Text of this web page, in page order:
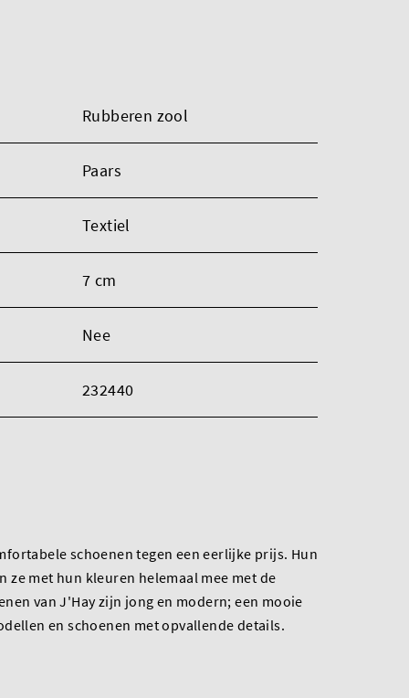
Rubberen zool
Paars
Textiel
7 cm
Nee
232440
schoenen tegen een eerlijke prijs. Hun
ze met hun kleuren helemaal mee met de
van J'Hay zijn jong en modern; een mooie
en schoenen met opvallende details.